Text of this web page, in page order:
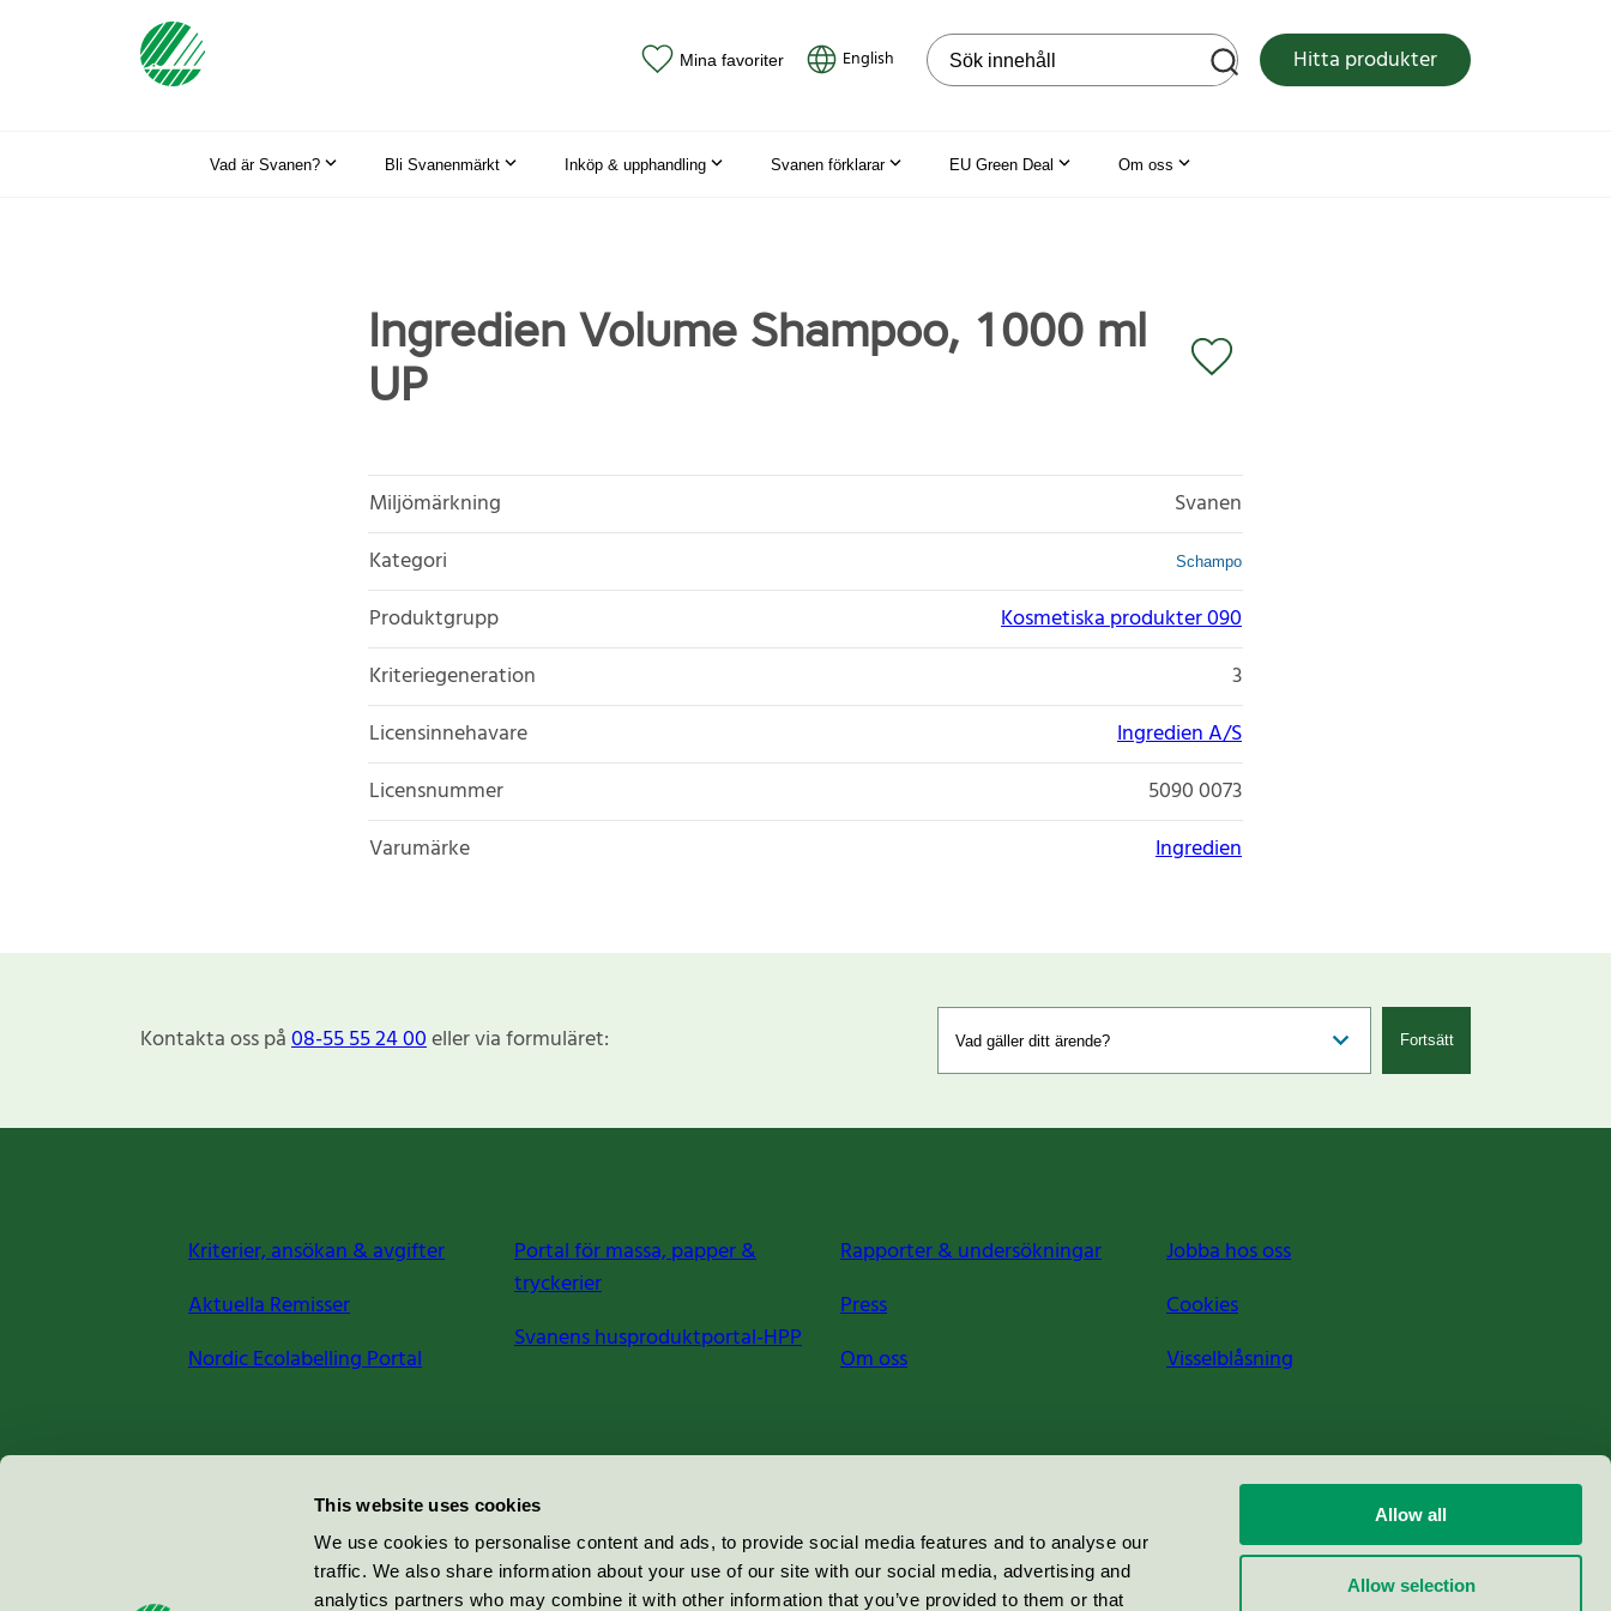
This website uses cookies
We use cookies to personalise content and ads, to provide social media features and to analyse our
traffic. We also share information about your use of our site with our social media, advertising and
analytics partners who may combine it with other information that you’ve provided to them or that
Allow all
Allow selection
Mina favoriter English Sök på webbplatsen Hitta produkter
Vad är Svanen? Bli Svanenmärkt Inköp & upphandling Svanen förklarar EU Green Deal Om oss
Ingredien Volume Shampoo, 1000 ml
UP
Miljömärkning
Svanen
Kategori
Schampo
Produktgrupp
Kosmetiska produkter 090
Kriteriegeneration
3
Licensinnehavare
Ingredien A/S
Licensnummer
5090 0073
Varumärke
Ingredien
Kontakta oss på08-55 55 24 00eller via formuläret: Fortsätt
Kriterier, ansökan & avgifter
Aktuella Remisser
Nordic Ecolabelling Portal
Portal för massa, papper &
tryckerier
Svanens husproduktportal-HPP
Rapporter & undersökningar
Press
Om oss
Jobba hos oss
Cookies
Visselblåsning
Miljömärkning Sverige AB
100 64